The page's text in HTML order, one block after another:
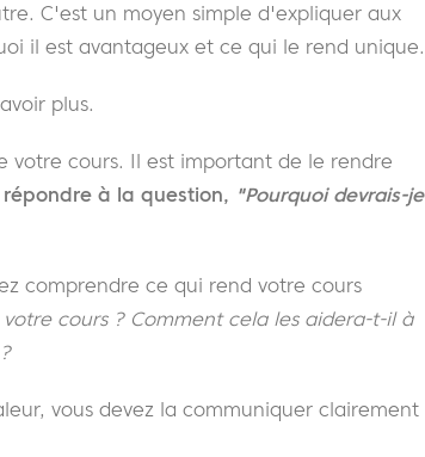
C'est un moyen simple d'expliquer aux
il est avantageux et ce qui le rend unique.
plus.
cours. Il est important de le rendre
à la question, "Pourquoi devrais-je
comprendre ce qui rend votre cours
cours ? Comment cela les aidera-t-il à
vous devez la communiquer clairement